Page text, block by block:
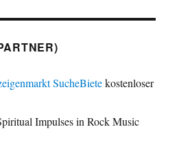
SucheBietekostenloser
Impulses in Rock Music